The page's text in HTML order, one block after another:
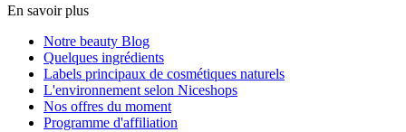
En savoir plus
Notre beauty Blog
Quelques ingrédients
Labels principaux de cosmétiques naturels
L'environnement selon Niceshops
Nos offres du moment
Programme d'affiliation